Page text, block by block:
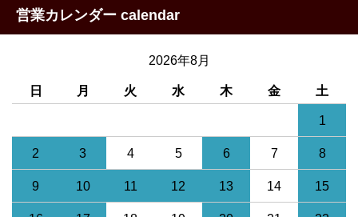
営業カレンダー calendar
2026年8月
日 月 火 水 木 金 土
1
2 3 4 5 6 7 8
9 10 11 12 13 14 15